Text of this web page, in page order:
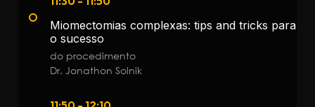
Miomectomias complexas: tips and tricks para
o sucesso
do procedimento
Dr. Jonathon Solnik